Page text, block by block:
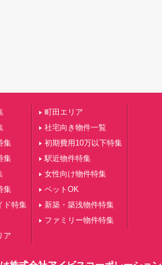
集
集
集
ド特集
ア
町田エリア
社宅向き物件一覧
初期費用10万以下特集
駅近物件特集
女性向け物件特集
ペットOK
新築・築浅物件特集
ファミリー物件特集